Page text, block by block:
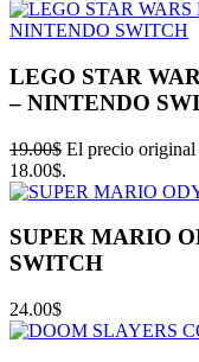
LEGO STAR
– NINTENDO
19.00$ El precio original
18.00$.
SUPER MARIO
SWITCH
24.00$